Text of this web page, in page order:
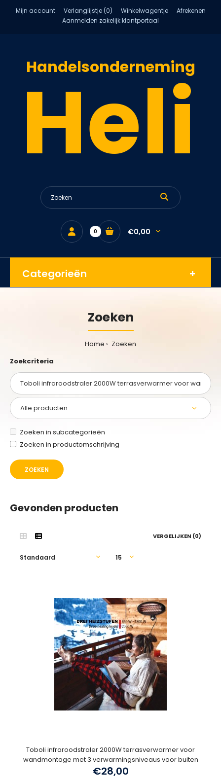
Mijn account Verlanglijstje (0) Winkelwagentje
Afrekenen
Aanmelden zakelijk klantportaal
Handelsonderneming
Heli
0 €0,00
Categorieën
Zoeken
Home
Zoeken
Zoekcriteria
Zoeken in subcategorieën
Zoeken in productomschrijving
Gevonden producten
VERGELIJKEN (0)
Toboli infraroodstraler 2000W terrasverwarmer voor
wandmontage met 3 verwarmingsniveaus voor buiten
€28,00